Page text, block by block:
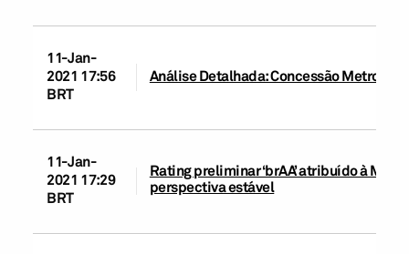
11-Jan-
2021 17:56
BRT
Análise Detalhada: Concessão
11-Jan-
2021 17:29
BRT
Rating preliminar ‘brAA’ atribuído à
perspectiva estável